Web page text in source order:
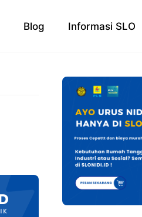
Blog Informasi SLO